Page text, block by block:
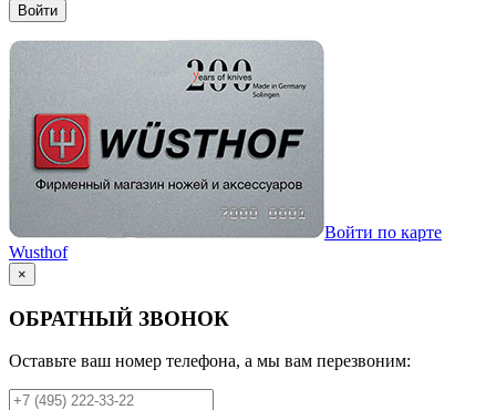
Войти
Войти по карте
Wusthof
×
ОБРАТНЫЙ ЗВОНОК
Оставьте ваш номер телефона, а мы вам перезвоним: